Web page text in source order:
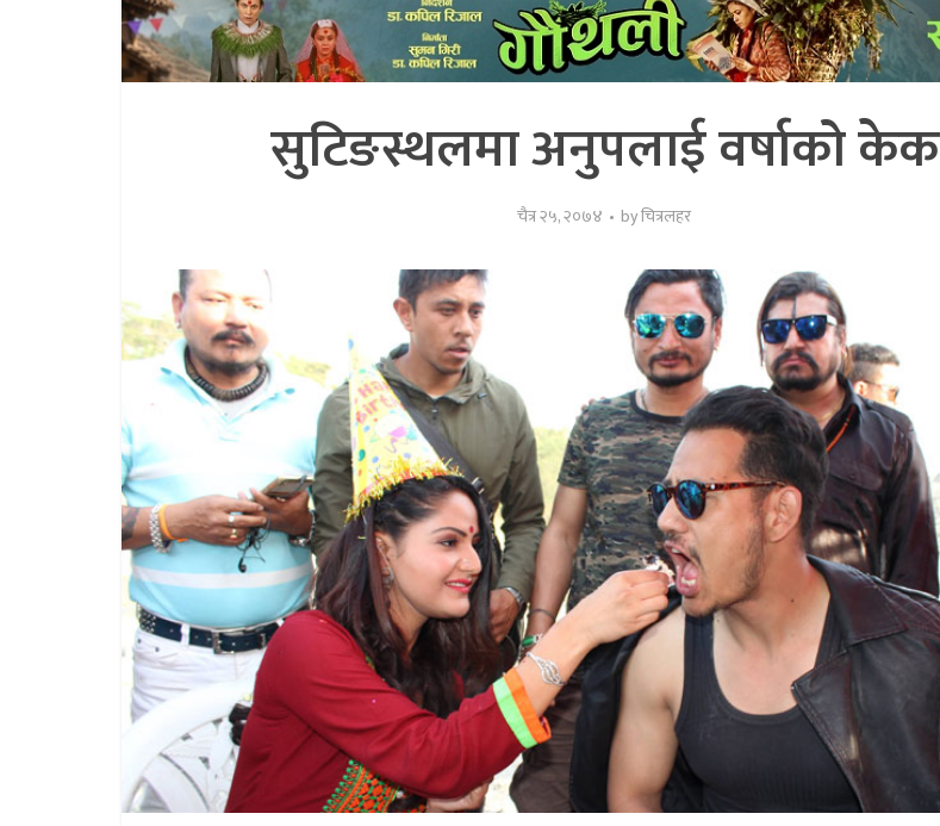
सुटिङस्थलमा अनुपलाई वर्षाको केक
चैत्र २५, २०७४ byचित्रलहर